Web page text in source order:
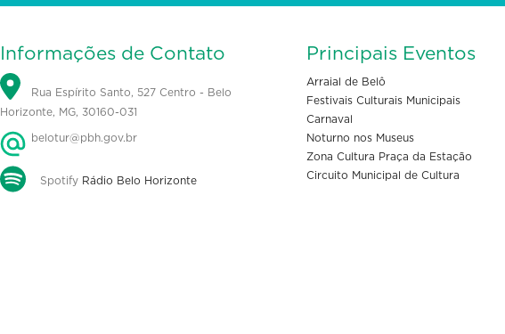
Informações de Contato
Rua Espírito Santo, 527 Centro - Belo
Horizonte, MG, 30160-031
belotur@pbh.gov.br
Spotify Rádio Belo Horizonte
Principais Eventos
Arraial de Belô
Festivais Culturais Municipais
Carnaval
Noturno nos Museus
Zona Cultura Praça da Estação
Circuito Municipal de Cultura